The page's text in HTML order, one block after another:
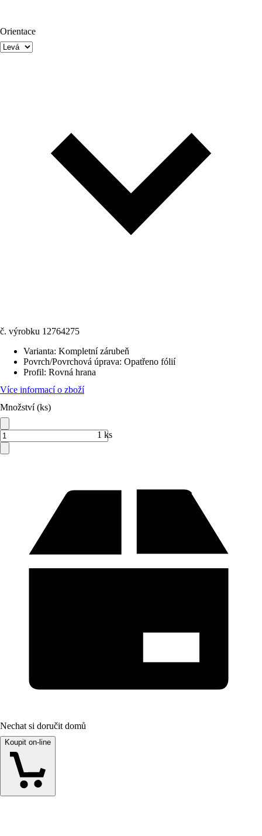
Orientace
č. výrobku 12764275
Varianta: Kompletní zárubeň
Povrch/Povrchová úprava: Opatřeno fólií
Profil: Rovná hrana
Více informací o zboží
Množství (ks)
1 ks
Nechat si doručit domů
Koupit on-line